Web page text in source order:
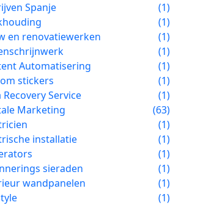
Spanje
(1)
(1)
en renovatiewerken
(1)
(1)
Automatisering
(1)
stickers
(1)
Recovery Service
(1)
Marketing
(63)
(1)
installatie
(1)
(1)
sieraden
(1)
wandpanelen
(1)
(1)